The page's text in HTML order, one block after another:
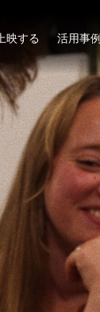
上映する 活用事例